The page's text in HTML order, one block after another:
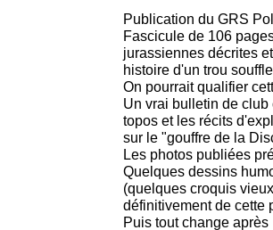
Publication du GRS
Fascicule de 106
jurassiennes décrites
histoire d'un trou
On pourrait qualifier
Un vrai bulletin de
topos et les récits
sur le "gouffre de la
Les photos publiées
Quelques dessins
(quelques croquis
définitivement de cette
Puis tout change